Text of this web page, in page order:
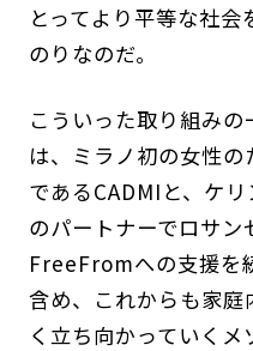
とってより平等な社
のりなのだ。
こういった取り組み
は、ミラノ初の女性
であるCADMIと、ケ
のパートナーでロサン
FreeFromへの支援を
含め、これからも家
く立ち向かっていく